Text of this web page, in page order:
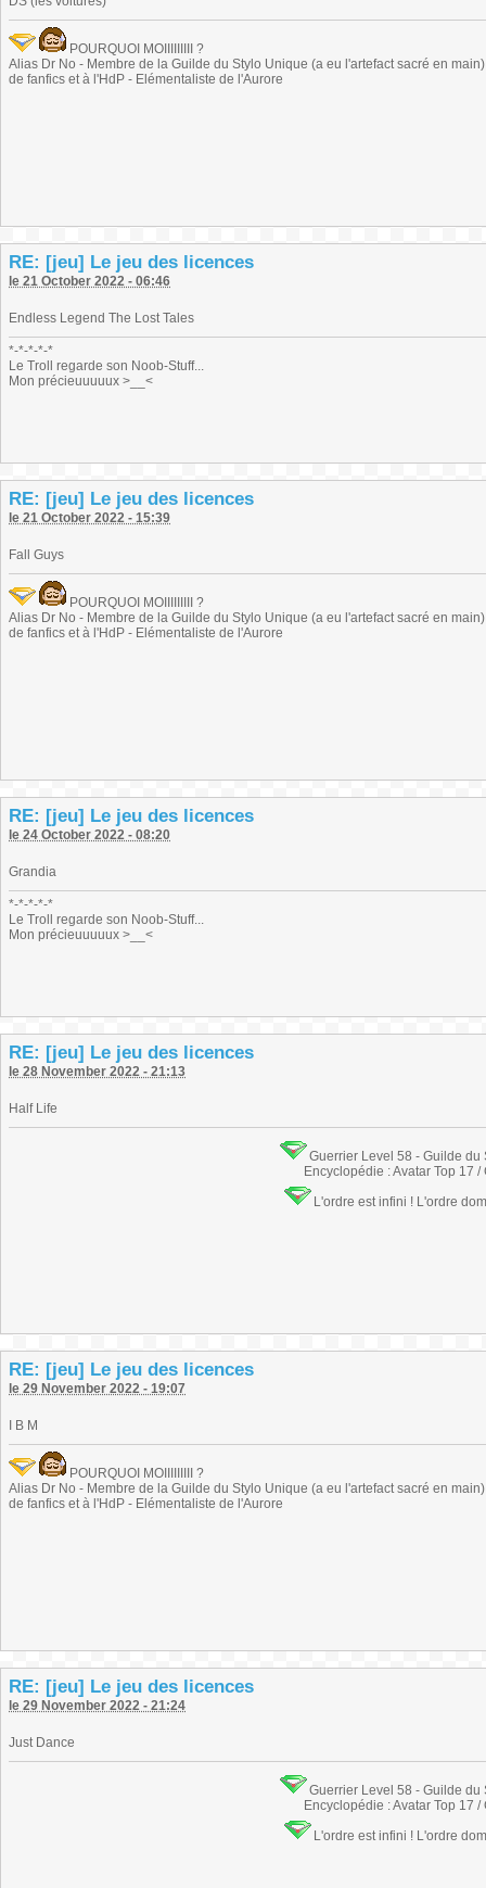
POURQUOI MOIIIIIIIII ?
Alias Dr No - Membre de la Guilde du Stylo Unique (a eu l'artefact sacré en
de fanfics et à l'HdP - Elémentaliste de l'Aurore
RE: [jeu] Le jeu des licences
le 21 October 2022 - 06:46
Endless Legend The Lost Tales
*-*-*-*-*
Le Troll regarde son Noob-Stuff...
Mon précieuuuuux >__<
RE: [jeu] Le jeu des licences
le 21 October 2022 - 15:39
Fall Guys
POURQUOI MOIIIIIIIII ?
Alias Dr No - Membre de la Guilde du Stylo Unique (a eu l'artefact sacré en
de fanfics et à l'HdP - Elémentaliste de l'Aurore
RE: [jeu] Le jeu des licences
le 24 October 2022 - 08:20
Grandia
*-*-*-*-*
Le Troll regarde son Noob-Stuff...
Mon précieuuuuux >__<
RE: [jeu] Le jeu des licences
le 28 November 2022 - 21:13
Half Life
Guerrier Level 58 - Guilde
Encyclopédie : Avatar Top 17 /
L'ordre est infini ! L'ordre
RE: [jeu] Le jeu des licences
le 29 November 2022 - 19:07
I B M
POURQUOI MOIIIIIIIII ?
Alias Dr No - Membre de la Guilde du Stylo Unique (a eu l'artefact sacré en
de fanfics et à l'HdP - Elémentaliste de l'Aurore
RE: [jeu] Le jeu des licences
le 29 November 2022 - 21:24
Just Dance
Guerrier Level 58 - Guilde
Encyclopédie : Avatar Top 17 /
L'ordre est infini ! L'ordre